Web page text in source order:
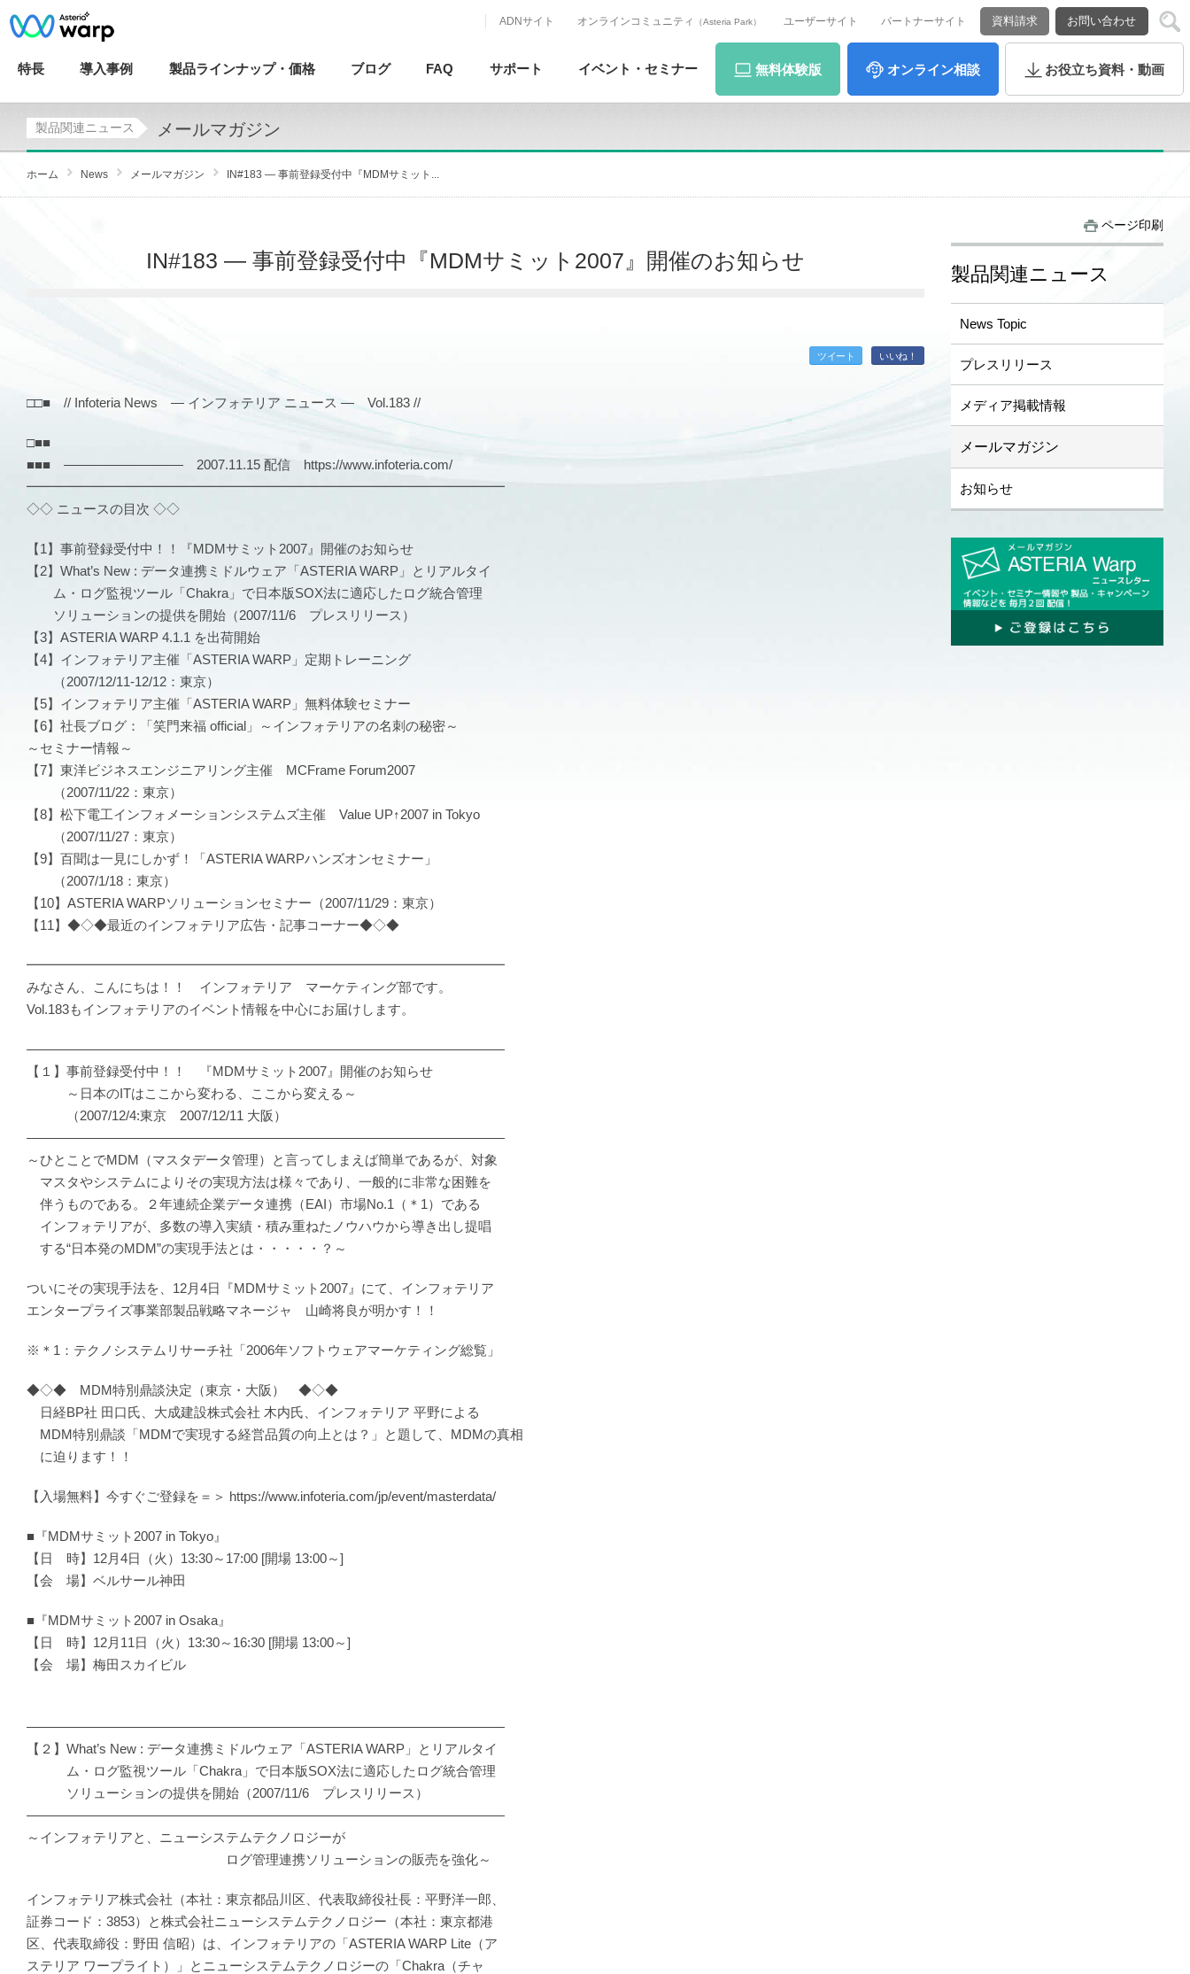
ADNサイト オンラインコミュニティ （Asteria Park） ユーザーサイト パートナーサイト 資料請求 お問い合わせ
特長 導入事例 製品ラインナップ・ 価格 ブログ FAQ サポート イベント・ セミナー 無料体験版 オンライン相談 お役立ち資料・動画
製品関連ニュース メールマガジン
ホーム News メールマガジン IN#183 — 事前登録受付中『MDMサミット...
IN#183 — 事前登録受付中『MDMサミット2007』開催のお知らせ
ツイート いいね！
□□■ // Infoteria News — インフォテリア ニュース — Vol.183 //
□■■
■■■ ――――――――― 2007.11.15 配信 https://www.infoteria.com/
━━━━━━━━━━━━━━━━━━━━━━━━━━━━━━━━━━━━
◇◇ ニュースの目次 ◇◇
【1】事前登録受付中！！『MDMサミット2007』開催のお知らせ
【2】What’s New : データ連携ミドルウェア「ASTERIA WARP」とリアルタイ
ム・ログ監視ツール「Chakra」で日本版SOX法に適応したログ統合管理
ソリューションの提供を開始（2007/11/6 プレスリリース）
【3】ASTERIA WARP 4.1.1 を出荷開始
【4】インフォテリア主催「ASTERIA WARP」定期トレーニング
（2007/12/11-12/12：東京）
【5】インフォテリア主催「ASTERIA WARP」無料体験セミナー
【6】社長ブログ：「笑門来福 official」～インフォテリアの名刺の秘密～
～セミナー情報～
【7】東洋ビジネスエンジニアリング主催 MCFrame Forum2007
（2007/11/22：東京）
【8】松下電工インフォメーションシステムズ主催 Value UP↑2007 in Tokyo
（2007/11/27：東京）
【9】百聞は一見にしかず！「ASTERIA WARPハンズオンセミナー」
（2007/1/18：東京）
【10】ASTERIA WARPソリューションセミナー（2007/11/29：東京）
【11】◆◇◆最近のインフォテリア広告・記事コーナー◆◇◆
━━━━━━━━━━━━━━━━━━━━━━━━━━━━━━━━━━━━
みなさん、こんにちは！！ インフォテリア マーケティング部です。
Vol.183もインフォテリアのイベント情報を中心にお届けします。
――――――――――――――――――――――――――――――――――――
【１】事前登録受付中！！ 『MDMサミット2007』開催のお知らせ
～日本のITはここから変わる、ここから変える～
（2007/12/4:東京 2007/12/11 大阪）
――――――――――――――――――――――――――――――――――――
～ひとことでMDM（マスタデータ管理）と言ってしまえば簡単であるが、対象
マスタやシステムによりその実現方法は様々であり、一般的に非常な困難を
伴うものである。２年連続企業データ連携（EAI）市場No.1（＊1）である
インフォテリアが、多数の導入実績・積み重ねたノウハウから導き出し提唱
する“日本発のMDM”の実現手法とは・・・・・？～
ついにその実現手法を、12月4日『MDMサミット2007』にて、インフォテリア
エンタープライズ事業部製品戦略マネージャ 山崎将良が明かす！！
※＊1：テクノシステムリサーチ社「2006年ソフトウェアマーケティング総覧」
◆◇◆ MDM特別鼎談決定（東京・大阪） ◆◇◆
日経BP社 田口氏、大成建設株式会社 木内氏、インフォテリア 平野による
MDM特別鼎談「MDMで実現する経営品質の向上とは？」と題して、MDMの真相
に迫ります！！
【入場無料】今すぐご登録を＝＞ https://www.infoteria.com/jp/event/masterdata/
■『MDMサミット2007 in Tokyo』
【日 時】12月4日（火）13:30～17:00 [開場 13:00～]
【会 場】ベルサール神田
■『MDMサミット2007 in Osaka』
【日 時】12月11日（火）13:30～16:30 [開場 13:00～]
【会 場】梅田スカイビル
――――――――――――――――――――――――――――――――――――
【２】What’s New : データ連携ミドルウェア「ASTERIA WARP」とリアルタイ
ム・ログ監視ツール「Chakra」で日本版SOX法に適応したログ統合管理
ソリューションの提供を開始（2007/11/6 プレスリリース）
――――――――――――――――――――――――――――――――――――
～インフォテリアと、ニューシステムテクノロジーが
ログ管理連携ソリューションの販売を強化～
インフォテリア株式会社（本社：東京都品川区、代表取締役社長：平野洋一郎、
証券コード：3853）と株式会社ニューシステムテクノロジー（本社：東京都港
区、代表取締役：野田 信昭）は、インフォテリアの「ASTERIA WARP Lite（ア
ステリア ワープライト）」とニューシステムテクノロジーの「Chakra（チャ
ページ印刷
製品関連ニュース
News Topic
プレスリリース
メディア掲載情報
メールマガジン
お知らせ